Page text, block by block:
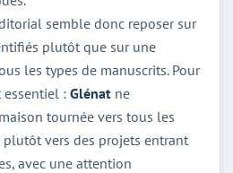
semble donc reposer sur
plutôt que sur une
les types de manuscrits. Pour
essentiel : Glénat ne
tournée vers tous les
vers des projets entrant
avec une attention